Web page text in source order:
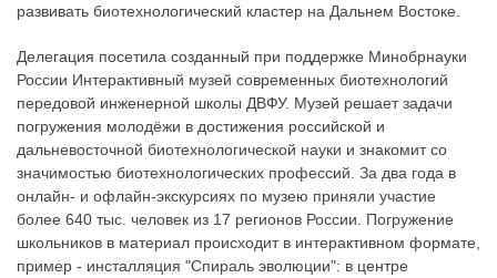
развивать биотехнологический кластер на Дальнем Востоке.
Делегация посетила созданный при поддержке Минобрнауки
России Интерактивный музей современных биотехнологий
передовой инженерной школы ДВФУ. Музей решает задачи
погружения молодёжи в достижения российской и
дальневосточной биотехнологической науки и знакомит со
значимостью биотехнологических профессий. За два года в
онлайн- и офлайн-экскурсиях по музею приняли участие
более 640 тыс. человек из 17 регионов России. Погружение
школьников в материал происходит в интерактивном формате,
пример - инсталляция "Спираль эволюции": в центре